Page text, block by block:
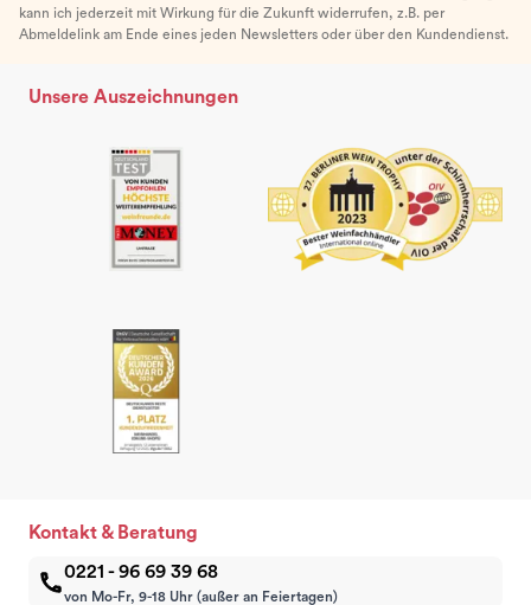
kann ich jederzeit mit Wirkung für die Zukunft widerrufen, z.B. per
Abmeldelink am Ende eines jeden Newsletters oder über den Kundendienst.
Unsere Auszeichnungen
Kontakt & Beratung
0221 - 96 69 39 68
von Mo-Fr, 9-18 Uhr (außer an Feiertagen)